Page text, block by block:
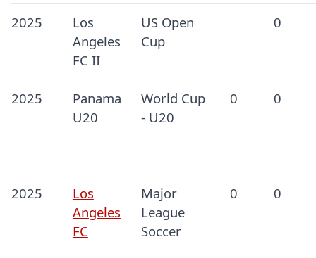
2025
Los
Angeles
FC II
US Open
Cup
0
2025
Panama
U20
World Cup
- U20
0 0
2025
Los
Angeles
FC
Major
League
Soccer
0 0